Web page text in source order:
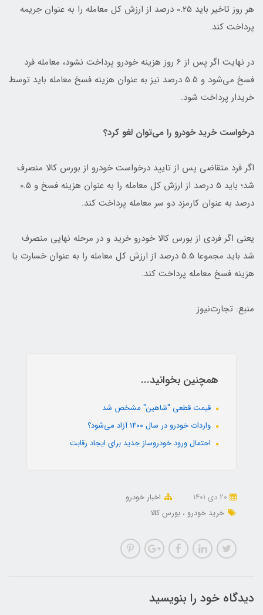
هر روز تاخیر باید 0.25 درصد از ارزش کل معامله را به عنوان جریمه
پرداخت کند.
در نهایت اگر پس از 6 روز هزینه خودرو پرداخت نشود، معامله فرد
فسخ می‌شود و 5.5 درصد نیز به عنوان هزینه فسخ معامله باید توسط
خریدار پرداخت شود.
درخواست خرید خودرو را می‌‎توان لغو کرد؟
اگر فرد متقاضی پس از تایید درخواست خودرو از بورس کالا منصرف
شد؛ باید 5 درصد از ارزش کل معامله را به عنوان هزینه فسخ و 0.5
درصد به عنوان کارمزد دو سر معامله پرداخت کند.
یعنی اگر فردی از بورس کالا خودرو خرید و در مرحله نهایی منصرف
شد باید مجموعا 5.5 درصد از ارزش کل معامله را به عنوان خسارت یا
هزینه فسخ معامله پرداخت کند.
منبع: تجارت‌نیوز
همچنین بخوانید...
قیمت قطعی "شاهین" مشخص شد
واردات خودرو در سال ۱۴۰۰ آزاد می‌شود؟
احتمال ورود خودروساز جدید برای ایجاد رقابت
اخبار خودرو
خرید خودرو
بورس کالا
دیدگاه خود را بنویسید